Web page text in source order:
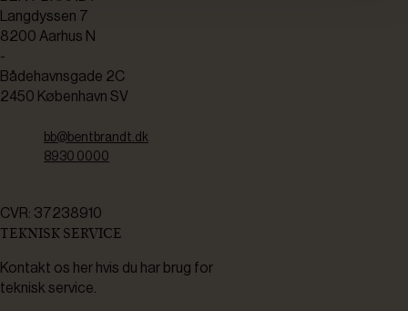
Langdyssen 7
8200 Aarhus N
-
Bådehavnsgade 2C
2450 København SV
bb@bentbrandt.dk
8930 0000
CVR: 37238910
TEKNISK SERVICE
Kontakt os her hvis du har brug for
teknisk service.